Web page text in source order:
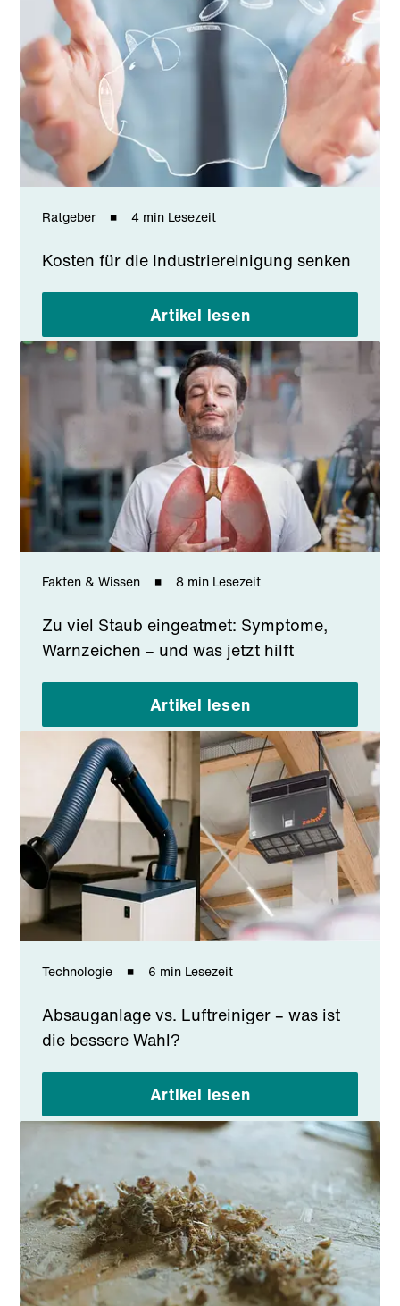
Ratgeber 4 min Lesezeit
Kosten für die Industriereinigung senken
Artikel lesen
Fakten & Wissen 8 min Lesezeit
Zu viel Staub eingeatmet: Symptome,
Warnzeichen – und was jetzt hilft
Artikel lesen
Technologie 6 min Lesezeit
Absauganlage vs. Luftreiniger – was ist
die bessere Wahl?
Artikel lesen